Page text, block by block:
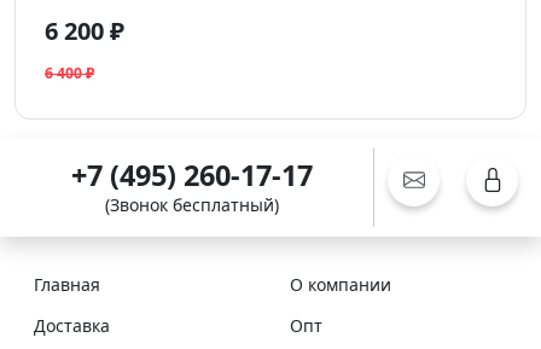
6 200 ₽
6 400 ₽
+7 (495) 260-17-17
(Звонок бесплатный)
Главная
О компании
Доставка
Опт